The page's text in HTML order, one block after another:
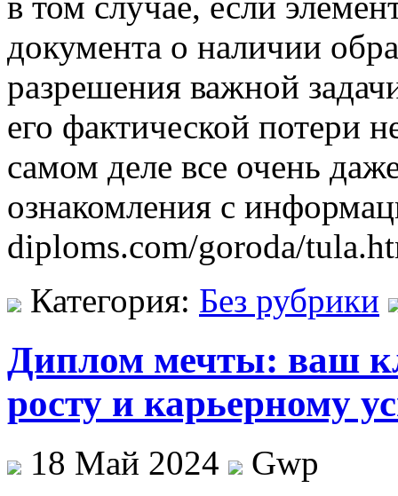
документа о наличии
разрешения важной
его фактической потери
самом деле все очень
ознакомления с
diploms.com/goroda/
Категория: Без рубрики
Диплом мечты: ваш
росту и карьерному
18 Май 2024
Gwp